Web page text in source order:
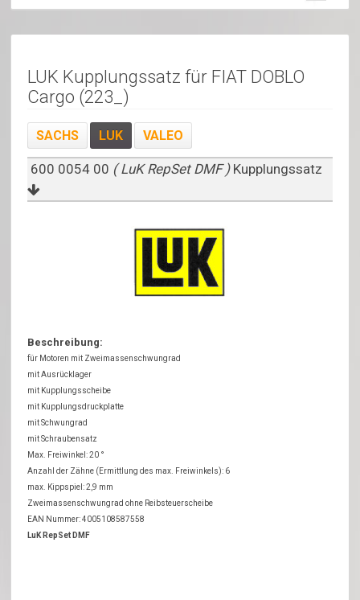
LUK Kupplungssatz für FIAT DOBLO
Cargo (223_)
SACHS LUK VALEO
600 0054 00 ( LuK RepSet DMF ) Kupplungssatz
Beschreibung:
für Motoren mit Zweimassenschwungrad
mit Ausrücklager
mit Kupplungsscheibe
mit Kupplungsdruckplatte
mit Schwungrad
mit Schraubensatz
Max. Freiwinkel: 20 °
Anzahl der Zähne (Ermittlung des max. Freiwinkels): 6
max. Kippspiel: 2,9 mm
Zweimassenschwungrad ohne Reibsteuerscheibe
EAN Nummer: 4005108587558
LuK RepSet DMF